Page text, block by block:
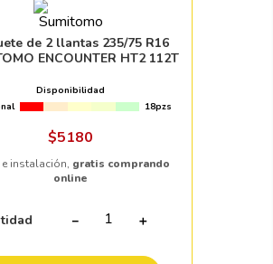
de 2 llantas 235/75 R16
ENCOUNTER HT2 112T
Disponibilidad
18pzs
$5180
e instalación, gratis comprando
online
＋
－